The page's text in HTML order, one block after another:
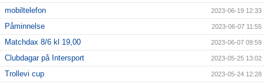
mobiltelefon 2023-06-19 12:33
Påminnelse 2023-06-07 11:55
Matchdax 8/6 kl 19,00 2023-06-07 09:59
Clubdagar på Intersport 2023-05-25 13:02
Trollevi cup 2023-05-24 12:28